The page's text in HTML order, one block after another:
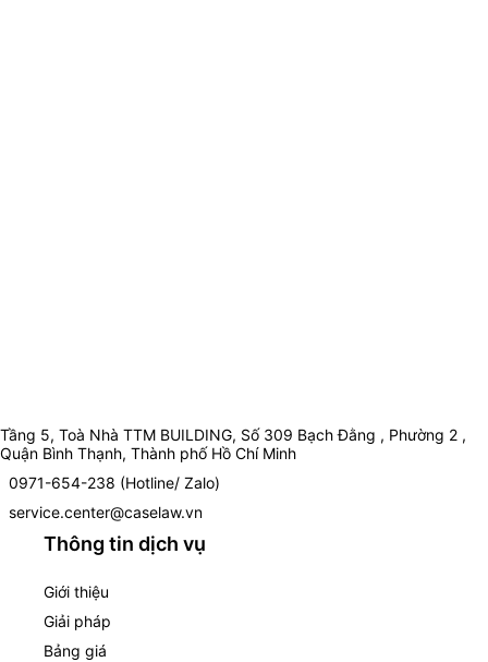
Tầng 5, Toà Nhà TTM BUILDING, Số 309 Bạch Đằng , Phường 2 ,
Quận Bình Thạnh, Thành phố Hồ Chí Minh
0971-654-238 (Hotline/ Zalo)
service.center@caselaw.vn
Thông tin dịch vụ
Giới thiệu
Giải pháp
Bảng giá